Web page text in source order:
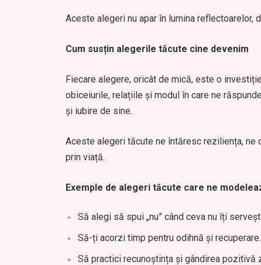
Aceste alegeri nu apar în lumina reflectoarelor,
Cum susțin alegerile tăcute cine devenim
Fiecare alegere, oricât de mică, este o
obiceiurile, relațiile și modul în care ne
și iubire de sine.
Aceste alegeri tăcute ne întăresc reziliența, ne
prin viață.
Exemple de alegeri tăcute care ne
Să alegi să spui „nu” când ceva nu îți
Să-ți acorzi timp pentru odihnă și recuperare.
Să practici recunoștința și gândirea pozitivă